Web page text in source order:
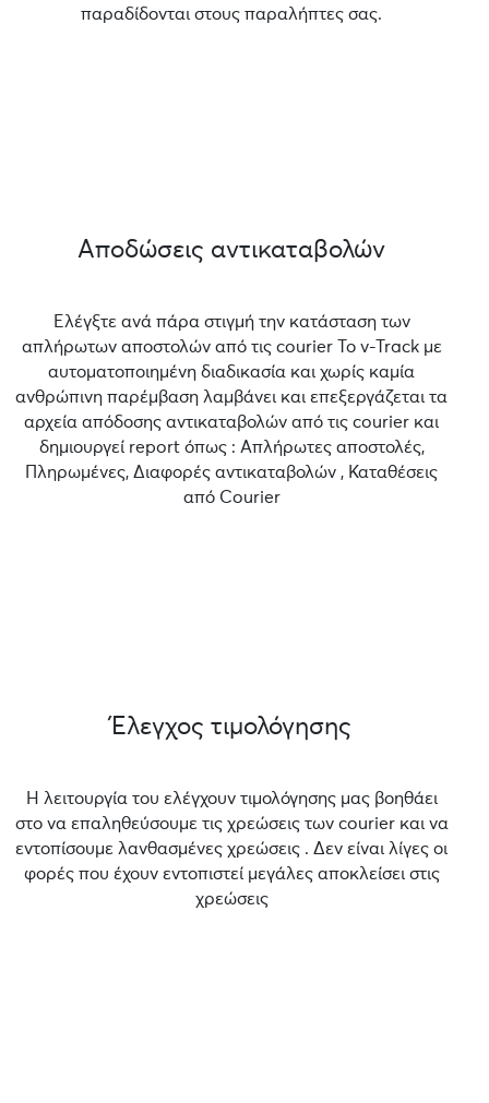
παραδίδονται στους παραλήπτες σας.
Αποδώσεις αντικαταβολών
Ελέγξτε ανά πάρα στιγμή την κατάσταση των
απλήρωτων αποστολών από τις courier Το v-Track με
αυτοματοποιημένη διαδικασία και χωρίς καμία
ανθρώπινη παρέμβαση λαμβάνει και επεξεργάζεται τα
αρχεία απόδοσης αντικαταβολών από τις courier και
δημιουργεί report όπως : Απλήρωτες αποστολές,
Πληρωμένες, Διαφορές αντικαταβολών , Καταθέσεις
από Courier
Έλεγχος τιμολόγησης
Η λειτουργία του ελέγχουν τιμολόγησης μας βοηθάει
στο να επαληθεύσουμε τις χρεώσεις των courier και να
εντοπίσουμε λανθασμένες χρεώσεις . Δεν είναι λίγες οι
φορές που έχουν εντοπιστεί μεγάλες αποκλείσει στις
χρεώσεις